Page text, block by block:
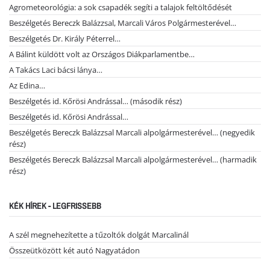
Agrometeorológia: a sok csapadék segíti a talajok feltöltődését
Beszélgetés Bereczk Balázzsal, Marcali Város Polgármesterével…
Beszélgetés Dr. Király Péterrel…
A Bálint küldött volt az Országos Diákparlamentbe…
A Takács Laci bácsi lánya…
Az Edina…
Beszélgetés id. Kőrösi Andrással… (második rész)
Beszélgetés id. Kőrösi Andrással…
Beszélgetés Bereczk Balázzsal Marcali alpolgármesterével… (negyedik
rész)
Beszélgetés Bereczk Balázzsal Marcali alpolgármesterével… (harmadik
rész)
KÉK HÍREK - LEGFRISSEBB
A szél megnehezítette a tűzoltók dolgát Marcalinál
Összeütközött két autó Nagyatádon